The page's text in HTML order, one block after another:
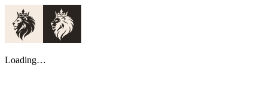
Loading…